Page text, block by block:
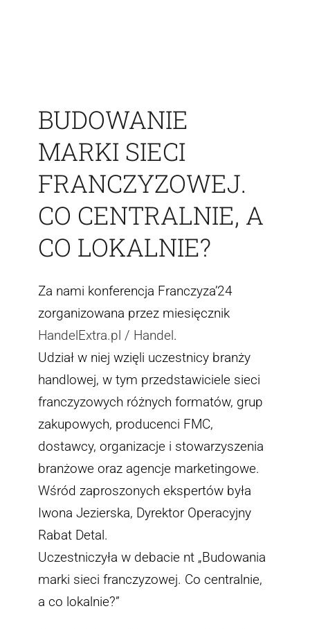
BUDOWANIE
MARKI SIECI
FRANCZYZOWEJ.
CO CENTRALNIE, A
CO LOKALNIE?
Za nami konferencja Franczyza’24
zorganizowana przez miesięcznik
HandelExtra.pl / Handel.
Udział w niej wzięli uczestnicy branży
handlowej, w tym przedstawiciele sieci
franczyzowych różnych formatów, grup
zakupowych, producenci FMC,
dostawcy, organizacje i stowarzyszenia
branżowe oraz agencje marketingowe.
Wśród zaproszonych ekspertów była
Iwona Jezierska, Dyrektor Operacyjny
Rabat Detal.
Uczestniczyła w debacie nt „Budowania
marki sieci franczyzowej. Co centralnie,
a co lokalnie?”